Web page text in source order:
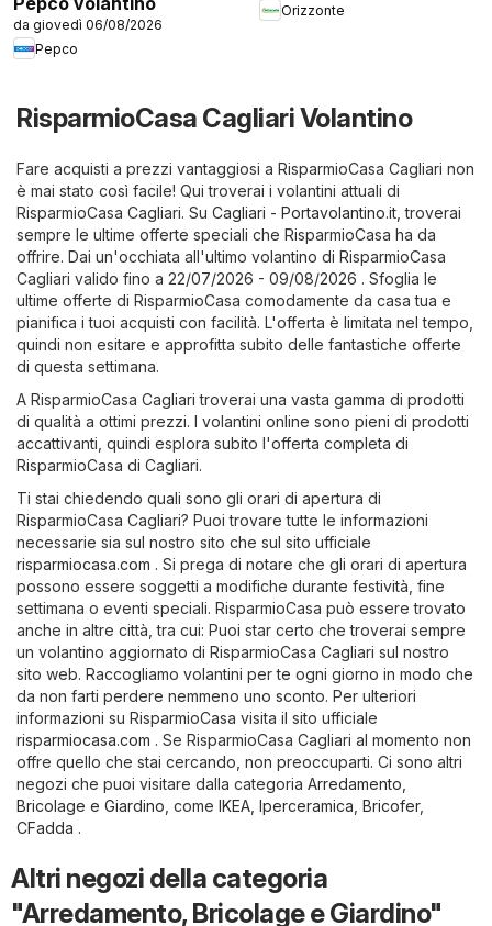
da giovedì 06/08/2026
Pepco
Orizzonte
RisparmioCasa Cagliari Volantino
Fare acquisti a prezzi vantaggiosi a RisparmioCasa Cagliari non
è mai stato così facile! Qui troverai i volantini attuali di
RisparmioCasa Cagliari. Su Cagliari - Portavolantino.it, troverai
sempre le ultime offerte speciali che RisparmioCasa ha da
offrire. Dai un'occhiata all'ultimo volantino di RisparmioCasa
Cagliari valido fino a 22/07/2026 - 09/08/2026 . Sfoglia le
ultime offerte di RisparmioCasa comodamente da casa tua e
pianifica i tuoi acquisti con facilità. L'offerta è limitata nel tempo,
quindi non esitare e approfitta subito delle fantastiche offerte
di questa settimana.
A RisparmioCasa Cagliari troverai una vasta gamma di prodotti
di qualità a ottimi prezzi. I volantini online sono pieni di prodotti
accattivanti, quindi esplora subito l'offerta completa di
RisparmioCasa di Cagliari.
Ti stai chiedendo quali sono gli orari di apertura di
RisparmioCasa Cagliari? Puoi trovare tutte le informazioni
necessarie sia sul nostro sito che sul sito ufficiale
risparmiocasa.com . Si prega di notare che gli orari di apertura
possono essere soggetti a modifiche durante festività, fine
settimana o eventi speciali. RisparmioCasa può essere trovato
anche in altre città, tra cui: Puoi star certo che troverai sempre
un volantino aggiornato di RisparmioCasa Cagliari sul nostro
sito web. Raccogliamo volantini per te ogni giorno in modo che
da non farti perdere nemmeno uno sconto. Per ulteriori
informazioni su RisparmioCasa visita il sito ufficiale
risparmiocasa.com . Se RisparmioCasa Cagliari al momento non
offre quello che stai cercando, non preoccuparti. Ci sono altri
negozi che puoi visitare dalla categoria Arredamento,
Bricolage e Giardino, come IKEA, Iperceramica, Bricofer,
CFadda .
Altri negozi della categoria
"Arredamento, Bricolage e Giardino"